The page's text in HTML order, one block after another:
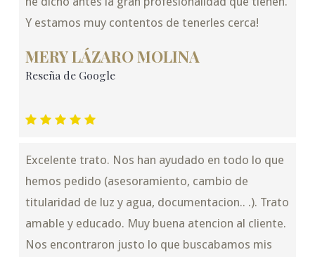
Y estamos muy contentos de tenerles cerca!
MERY LÁZARO MOLINA
Reseña de Google
Excelente trato. Nos han ayudado en todo lo que
hemos pedido (asesoramiento, cambio de
titularidad de luz y agua, documentacion.. .). Trato
amable y educado. Muy buena atencion al cliente.
Nos encontraron justo lo que buscabamos mis